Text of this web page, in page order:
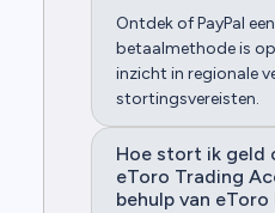
Ontdek of PayPal
betaalmethode is
inzicht in regionale
stortingsvereisten.
Hoe stort ik geld
eToro Trading
behulp van eToro